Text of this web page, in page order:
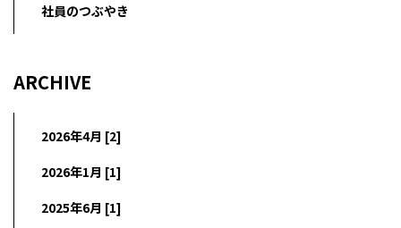
社員のつぶやき
ARCHIVE
2026年4月 [2]
2026年1月 [1]
2025年6月 [1]